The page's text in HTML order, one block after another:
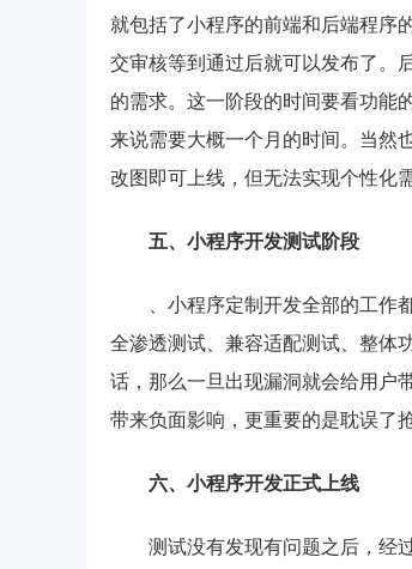
就包括了小程序的前端和后端程序
交审核等到通过后就可以发布了。
的需求。这一阶段的时间要看功能
来说需要大概一个月的时间。当然
改图即可上线，但无法实现个性化需
五、小程序开发测试阶段
、小程序定制开发全部的工作
全渗透测试、 兼容适配测试、 整体
话，那么一旦出现漏洞就会给用户
带来负面影响，更重要的是耽误了
六、小程序开发正式上线
测试没有发现有问题之后，经